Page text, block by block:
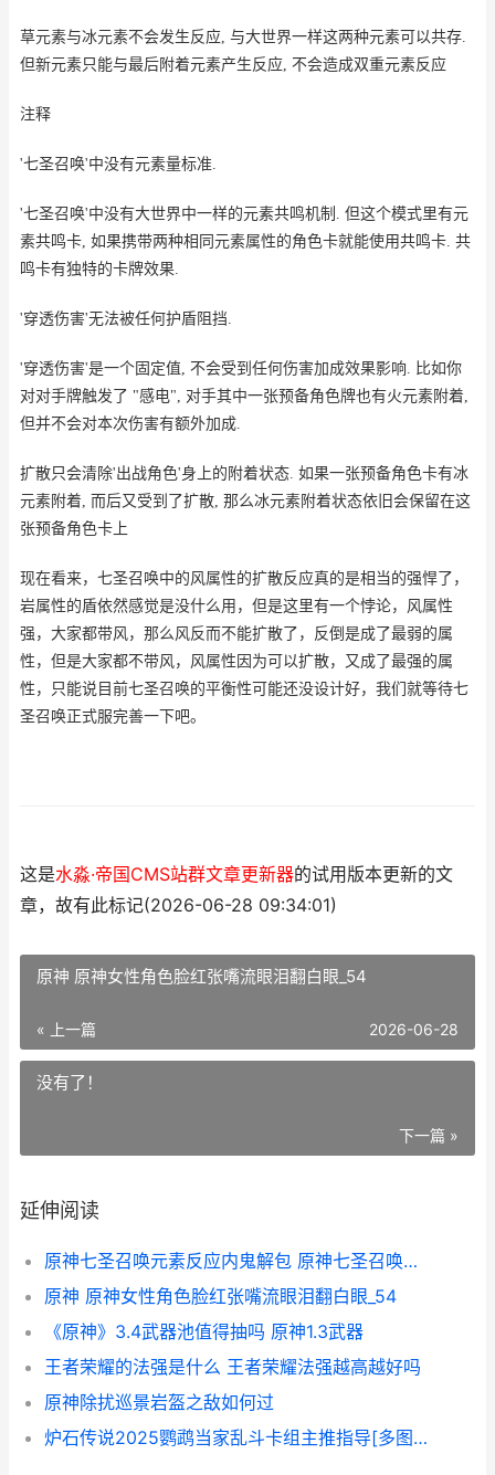
草元素与冰元素不会发生反应, 与大世界一样这两种元素可以共存.
但新元素只能与最后附着元素产生反应, 不会造成双重元素反应
注释
'七圣召唤'中没有元素量标准.
'七圣召唤'中没有大世界中一样的元素共鸣机制. 但这个模式里有元
素共鸣卡, 如果携带两种相同元素属性的角色卡就能使用共鸣卡. 共
鸣卡有独特的卡牌效果.
'穿透伤害'无法被任何护盾阻挡.
'穿透伤害'是一个固定值, 不会受到任何伤害加成效果影响. 比如你
对对手牌触发了 "感电", 对手其中一张预备角色牌也有火元素附着,
但并不会对本次伤害有额外加成.
扩散只会清除'出战角色'身上的附着状态. 如果一张预备角色卡有冰
元素附着, 而后又受到了扩散, 那么冰元素附着状态依旧会保留在这
张预备角色卡上
现在看来，七圣召唤中的风属性的扩散反应真的是相当的强悍了，
岩属性的盾依然感觉是没什么用，但是这里有一个悖论，风属性
强，大家都带风，那么风反而不能扩散了，反倒是成了最弱的属
性，但是大家都不带风，风属性因为可以扩散，又成了最强的属
性，只能说目前七圣召唤的平衡性可能还没设计好，我们就等待七
圣召唤正式服完善一下吧。
这是水淼·帝国CMS站群文章更新器的试用版本更新的文
章，故有此标记(2026-06-28 09:34:01)
原神 原神女性角色脸红张嘴流眼泪翻白眼_54
« 上一篇 2026-06-28
没有了！
下一篇 »
延伸阅读
原神七圣召唤元素反应内鬼解包 原神七圣召唤元素怎么打
原神 原神女性角色脸红张嘴流眼泪翻白眼_54
《原神》3.4武器池值得抽吗 原神1.3武器
王者荣耀的法强是什么 王者荣耀法强越高越好吗
原神除扰巡景岩盔之敌如何过
炉石传说2025鹦鹉当家乱斗卡组主推指导[多图] 炉石战棋 鹦鹉